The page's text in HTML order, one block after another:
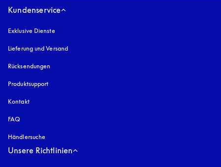
Kundenservice
Exklusive Dienste
Lieferung und Versand
Rücksendungen
Produktsupport
Kontakt
FAQ
Händlersuche
Unsere Richtlinien